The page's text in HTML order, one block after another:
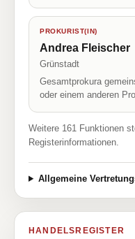
PROKURIST(IN)
Andrea Fleischer
Grünstadt
Gesamtprokura
oder einem anderen
Weitere 161 Funktionen
Registerinformationen.
Allgemeine
HANDELSREGISTER